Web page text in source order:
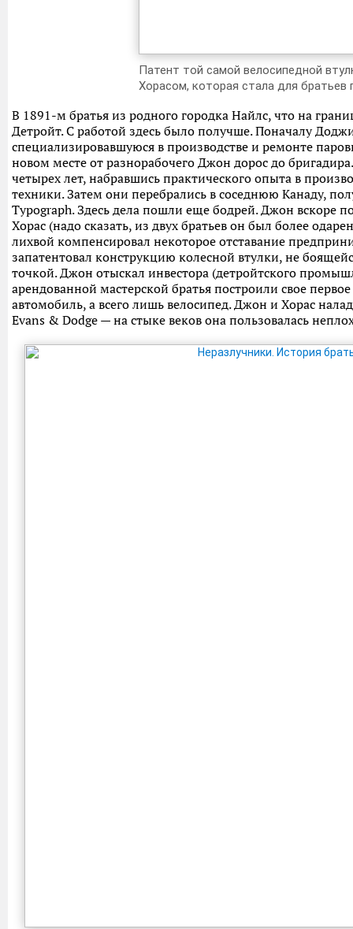
Патент той самой велосипедной
Хорасом, которая стала для братьев
В 1891-м братья из родного городка Найлс, что на
Детройт. С работой здесь было получше. Поначалу
специализировавшуюся в производстве и ремонте
новом месте от разнорабочего Джон дорос до
четырех лет, набравшись практического опыта в
техники. Затем они перебрались в соседнюю Канаду,
Typograph. Здесь дела пошли еще бодрей. Джон вскоре
Хорас (надо сказать, из двух братьев он был более
лихвой компенсировал некоторое отставание
запатентовал конструкцию колесной втулки, не
точкой. Джон отыскал инвестора (детройтского
арендованной мастерской братья построили свое
автомобиль, а всего лишь велосипед. Джон и Хорас
Evans & Dodge — на стыке веков она пользовалась